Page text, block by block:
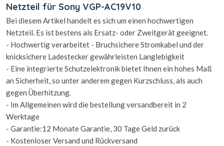
Netzteil für Sony VGP-AC19V10
Bei diesem Artikel handelt es sich um einen hochwertigen
Netzteil. Es ist bestens als Ersatz- oder Zweitgerät geeignet.
- Hochwertig verarbeitet - Bruchsichere Stromkabel und der
knicksichere Ladestecker gewährleisten Langlebigkeit
- Eine integrierte Schutzelektronik bietet Ihnen ein hohes Maß
an Sicherheit, so unter anderem gegen Kurzschluss, als auch
gegen Überhitzung.
- Im Allgemeinen wird die bestellung versandbereit in 2
Werktage
- Garantie:12 Monate Garantie, 30 Tage Geld zurück
- Kostenloser Versand und Rückversand